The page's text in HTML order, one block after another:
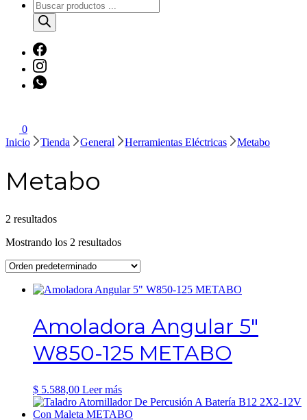
Búsqueda
de
productos
0
Inicio
Tienda General Herramientas Eléctricas Metabo
Metabo
2 resultados
Mostrando los 2 resultados
Amoladora Angular 5″
W850-125 METABO
$ 5.588,00 Leer más